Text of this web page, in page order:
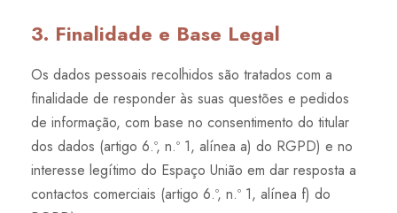
3. Finalidade e Base Legal
Os dados pessoais recolhidos são tratados com a
finalidade de responder às suas questões e pedidos
de informação, com base no consentimento do titular
dos dados (artigo 6.º, n.º 1, alínea a) do RGPD) e no
interesse legítimo do Espaço União em dar resposta a
contactos comerciais (artigo 6.º, n.º 1, alínea f) do